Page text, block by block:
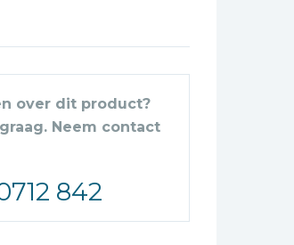
over dit product?
Neem contact
842